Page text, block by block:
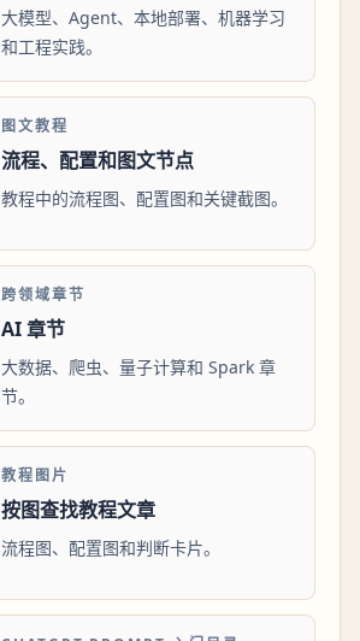
大模型、Agent、本地部署、机器学习
和工程实践。
图文教程
流程、配置和图文节点
教程中的流程图、配置图和关键截图。
跨领域章节
AI 章节
大数据、爬虫、量子计算和 Spark 章
节。
教程图片
按图查找教程文章
流程图、配置图和判断卡片。